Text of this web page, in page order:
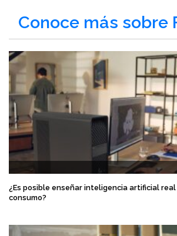
Conoce más sobre
¿Es posible enseñar inteligencia artificial
consumo?